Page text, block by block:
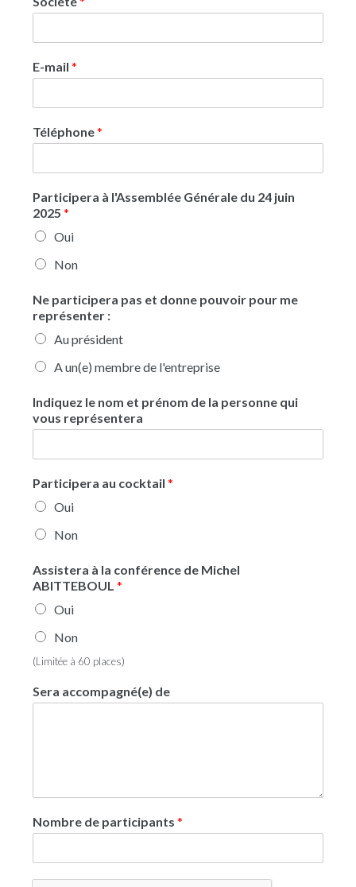
E-mail *
Téléphone*
Participera à l'Assemblée Générale du 24 juin
2025 *
Oui
Non
Ne participera pas et donne pouvoir pour me
représenter :
Au président
A un(e) membre de l'entreprise
Indiquez le nom et prénom de la personne qui
vous représentera
Participera au cocktail *
Oui
Non
Assistera à la conférence de Michel
ABITTEBOUL *
Oui
Non
(Limitée à 60 places)
Sera accompagné(e) de
Nombre de participants *